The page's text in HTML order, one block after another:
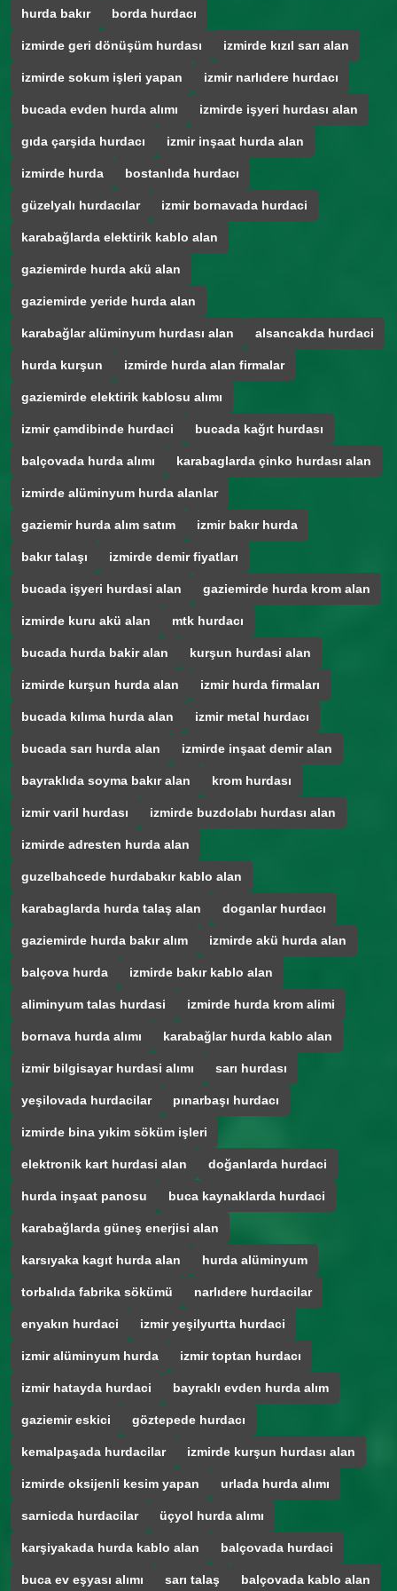
hurda bakır borda hurdacı
izmirde geri dönüşüm hurdası izmirde kızıl sarı alan
izmirde sokum işleri yapan izmir narlıdere hurdacı
bucada evden hurda alımı izmirde işyeri hurdası alan
gıda çarşida hurdacı izmir inşaat hurda alan
izmirde hurda bostanlıda hurdacı
güzelyalı hurdacılar izmir bornavada hurdaci
karabağlarda elektirik kablo alan
gaziemirde hurda akü alan
gaziemirde yeride hurda alan
karabağlar alüminyum hurdası alan alsancakda hurdaci
hurda kurşun izmirde hurda alan firmalar
gaziemirde elektirik kablosu alımı
izmir çamdibinde hurdaci bucada kağıt hurdası
balçovada hurda alımı karabaglarda çinko hurdası alan
izmirde alüminyum hurda alanlar
gaziemir hurda alım satım izmir bakır hurda
bakır talaşı izmirde demir fiyatları
bucada işyeri hurdasi alan gaziemirde hurda krom alan
izmirde kuru akü alan mtk hurdacı
bucada hurda bakir alan kurşun hurdasi alan
izmirde kurşun hurda alan izmir hurda firmaları
bucada kılıma hurda alan izmir metal hurdacı
bucada sarı hurda alan izmirde inşaat demir alan
bayraklıda soyma bakır alan krom hurdası
izmir varil hurdası izmirde buzdolabı hurdası alan
izmirde adresten hurda alan
guzelbahcede hurdabakır kablo alan
karabaglarda hurda talaş alan doganlar hurdacı
gaziemirde hurda bakır alım izmirde akü hurda alan
balçova hurda izmirde bakır kablo alan
aliminyum talas hurdasi izmirde hurda krom alimi
bornava hurda alımı karabağlar hurda kablo alan
izmir bilgisayar hurdasi alımı sarı hurdası
yeşilovada hurdacilar pınarbaşı hurdacı
izmirde bina yıkim söküm işleri
elektronik kart hurdasi alan doğanlarda hurdaci
hurda inşaat panosu buca kaynaklarda hurdaci
karabağlarda güneş enerjisi alan
karsıyaka kagıt hurda alan hurda alüminyum
torbalıda fabrika sökümü narlıdere hurdacilar
enyakın hurdaci izmir yeşilyurtta hurdaci
izmir alüminyum hurda izmir toptan hurdacı
izmir hatayda hurdaci bayraklı evden hurda alım
gaziemir eskici göztepede hurdacı
kemalpaşada hurdacilar izmirde kurşun hurdası alan
izmirde oksijenli kesim yapan urlada hurda alımı
sarnicda hurdacilar üçyol hurda alımı
karşiyakada hurda kablo alan balçovada hurdaci
buca ev eşyası alımı sarı talaş balçovada kablo alan